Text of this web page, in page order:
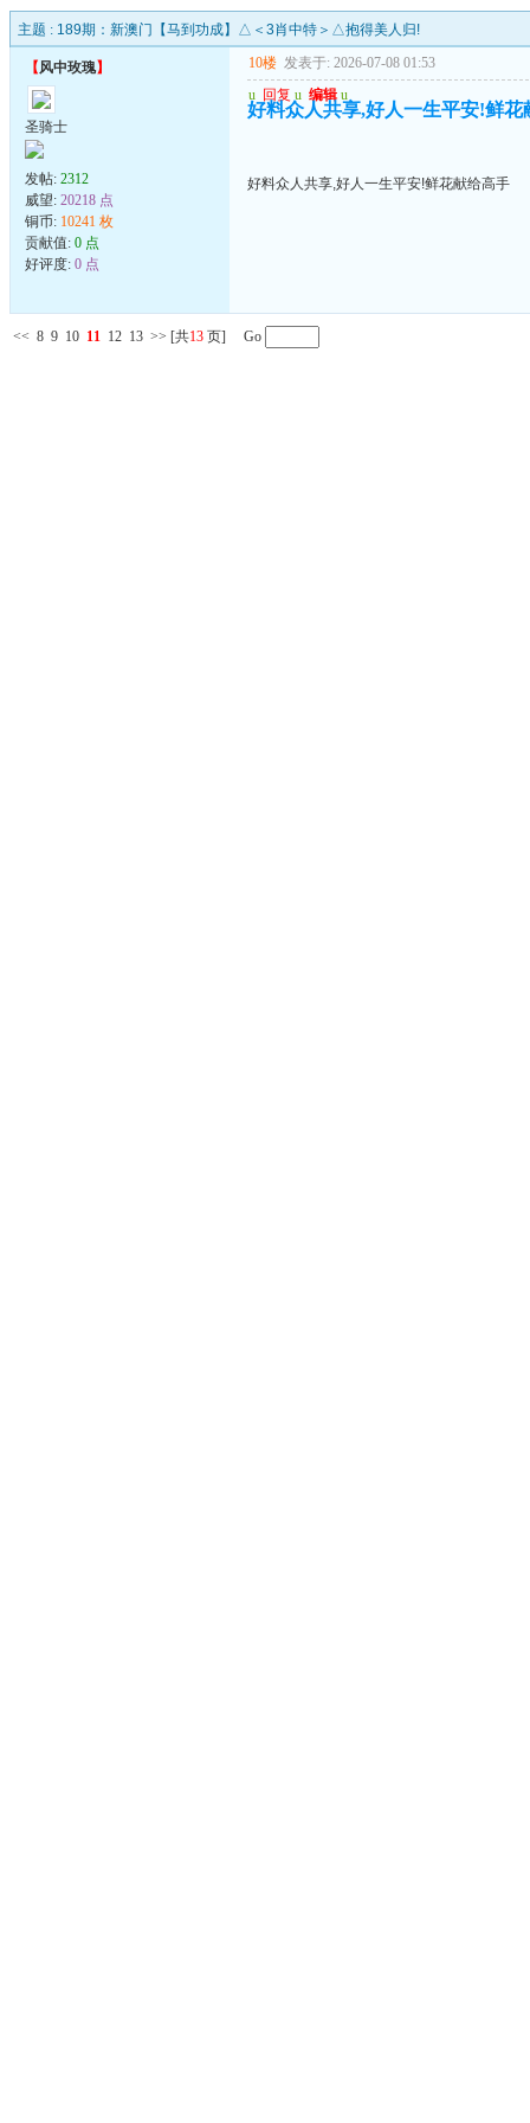
主题 : 189期：新澳门【马到功成】△＜3肖中特＞△抱得美人归!
【风中玫瑰】
圣骑士
发帖: 2312
威望: 20218 点
铜币: 10241 枚
贡献值: 0 点
好评度: 0 点
10楼 发表于: 2026-07-08 01:53
u 回复 u 编辑 u
好料众人共享,好人一生平安!鲜花
好料众人共享,好人一生平安!鲜花献给高手
<< 8 9 10 11 12 13 >> [共13 页] Go